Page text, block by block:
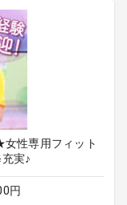
女性専用フィット
実♪
円